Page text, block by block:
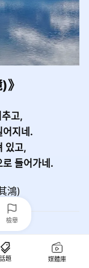
》
고,
어지네.
있고,
들어가네.
鴻)
檢舉
話題 媒體庫